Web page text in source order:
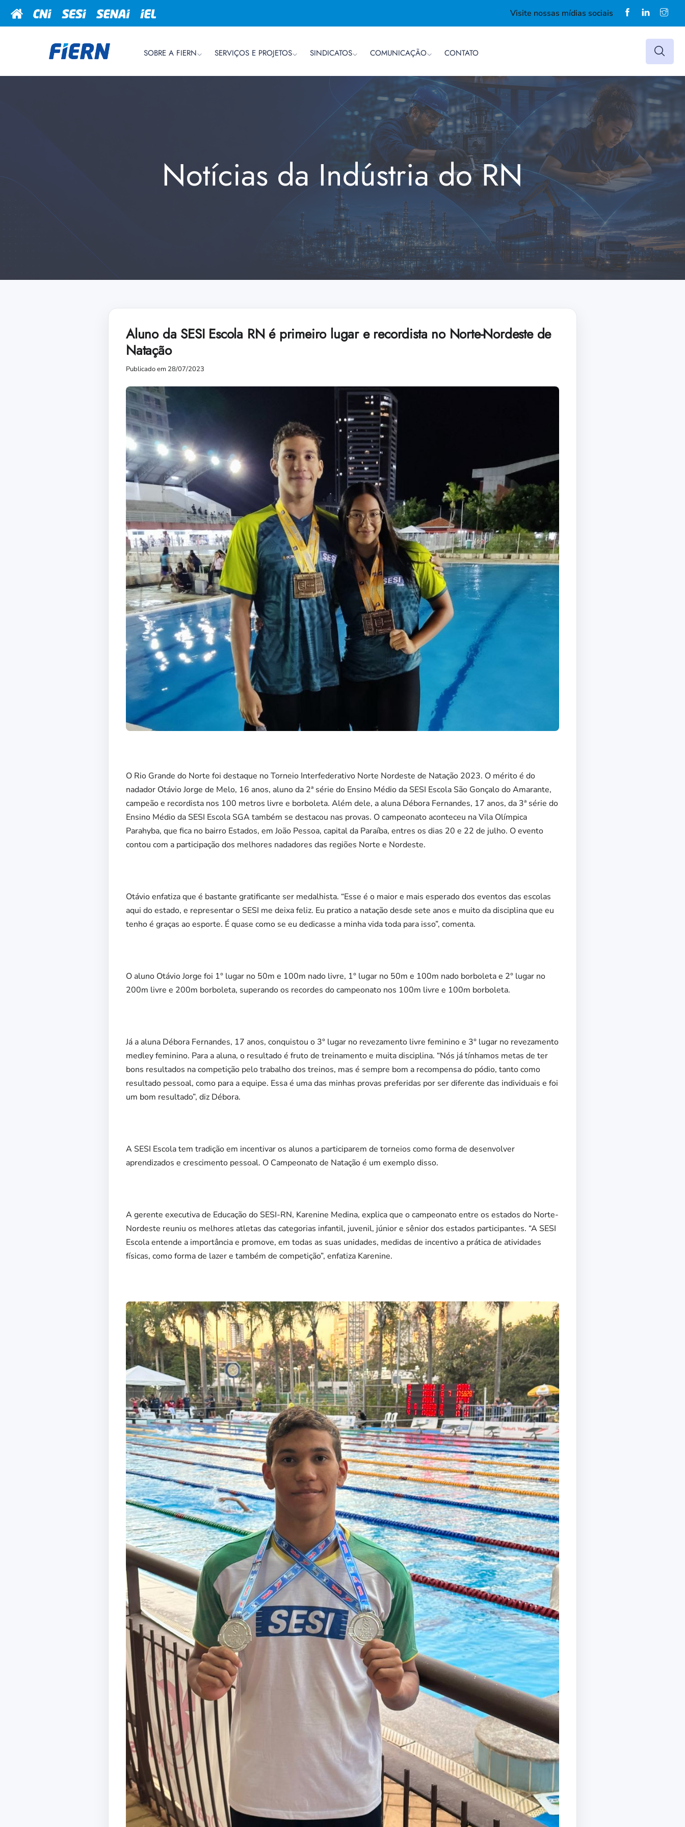
Visite nossas mídias sociais
SOBRE A FIERN SERVIÇOS E PROJETOS SINDICATOS COMUNICAÇÃO CONTATO
Notícias da Indústria do RN
Aluno da SESI Escola RN é primeiro lugar e recordista no Norte-Nordeste de
Natação
Publicado em 28/07/2023
O Rio Grande do Norte foi destaque no Torneio Interfederativo Norte Nordeste de Natação 2023. O mérito é do
nadador Otávio Jorge de Melo, 16 anos, aluno da 2ª série do Ensino Médio da SESI Escola São Gonçalo do Amarante,
campeão e recordista nos 100 metros livre e borboleta. Além dele, a aluna Débora Fernandes, 17 anos, da 3ª série do
Ensino Médio da SESI Escola SGA também se destacou nas provas. O campeonato aconteceu na Vila Olímpica
Parahyba, que fica no bairro Estados, em João Pessoa, capital da Paraíba, entres os dias 20 e 22 de julho. O evento
contou com a participação dos melhores nadadores das regiões Norte e Nordeste.
Otávio enfatiza que é bastante gratificante ser medalhista. “Esse é o maior e mais esperado dos eventos das escolas
aqui do estado, e representar o SESI me deixa feliz. Eu pratico a natação desde sete anos e muito da disciplina que eu
tenho é graças ao esporte. É quase como se eu dedicasse a minha vida toda para isso”, comenta.
O aluno Otávio Jorge foi 1° lugar no 50m e 100m nado livre, 1° lugar no 50m e 100m nado borboleta e 2° lugar no
200m livre e 200m borboleta, superando os recordes do campeonato nos 100m livre e 100m borboleta.
Já a aluna Débora Fernandes, 17 anos, conquistou o 3° lugar no revezamento livre feminino e 3° lugar no revezamento
medley feminino. Para a aluna, o resultado é fruto de treinamento e muita disciplina. “Nós já tínhamos metas de ter
bons resultados na competição pelo trabalho dos treinos, mas é sempre bom a recompensa do pódio, tanto como
resultado pessoal, como para a equipe. Essa é uma das minhas provas preferidas por ser diferente das individuais e foi
um bom resultado”, diz Débora.
A SESI Escola tem tradição em incentivar os alunos a participarem de torneios como forma de desenvolver
aprendizados e crescimento pessoal. O Campeonato de Natação é um exemplo disso.
A gerente executiva de Educação do SESI-RN, Karenine Medina, explica que o campeonato entre os estados do Norte-
Nordeste reuniu os melhores atletas das categorias infantil, juvenil, júnior e sênior dos estados participantes. “A SESI
Escola entende a importância e promove, em todas as suas unidades, medidas de incentivo a prática de atividades
físicas, como forma de lazer e também de competição”, enfatiza Karenine.